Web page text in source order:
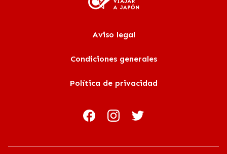
Aviso legal
Condiciones generales
Política de privacidad